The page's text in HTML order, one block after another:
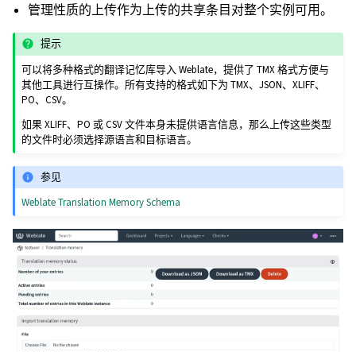
管理性质的上传作为上传的共享条目对整个实例可用。
提示
可以将多种格式的翻译记忆库导入 Weblate，提供了 TMX 格式方便与
其他工具进行互操作。所有支持的格式如下为 TMX、JSON、XLIFF、
PO、CSV。
如果 XLIFF、PO 或 CSV 文件本身未提供语言信息，那么上传这些类型
的文件时必须选择源语言和目标语言。
参见
Weblate Translation Memory Schema